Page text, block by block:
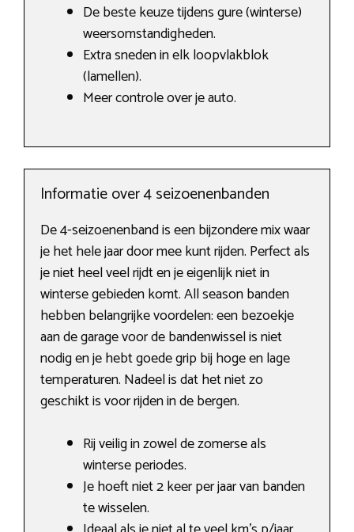
De beste keuze tijdens gure (winterse)
weersomstandigheden.
Extra sneden in elk loopvlakblok
(lamellen).
Meer controle over je auto.
Informatie over 4 seizoenenbanden
De 4-seizoenenband is een bijzondere mix waar
je het hele jaar door mee kunt rijden. Perfect als
je niet heel veel rijdt en je eigenlijk niet in
winterse gebieden komt. All season banden
hebben belangrijke voordelen: een bezoekje
aan de garage voor de bandenwissel is niet
nodig en je hebt goede grip bij hoge en lage
temperaturen. Nadeel is dat het niet zo
geschikt is voor rijden in de bergen.
Rij veilig in zowel de zomerse als
winterse periodes.
Je hoeft niet 2 keer per jaar van banden
te wisselen.